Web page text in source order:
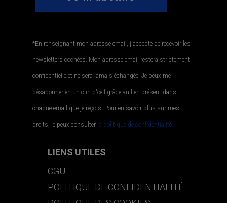
*En renseignant mon adresse email, j'accepte de recevoir les
newsletters cochées. Mon adresse email restera strictement
confidentielle et ne sera jamais échangée. Je peux me
désabonner en un clin d'œil grâce au lien présent dans
chaque email que je reçois. Pour en savoir plus sur mes
droits, je peux consulter la politique de confidentialité..
LIENS UTILES
CGU
POLITIQUE DE CONFIDENTIALITÉ